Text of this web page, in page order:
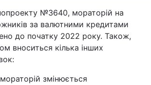
№3640, мораторій на
за валютними кредитами
до початку 2022 року. Також,
вноситься кілька інших
змінюється